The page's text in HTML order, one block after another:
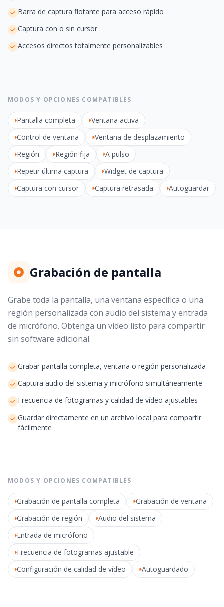
Barra de captura flotante para acceso rápido
Captura con o sin cursor
Accesos directos totalmente personalizables
MODOS Y OPCIONES COMPATIBLES
Pantalla completa
Ventana activa
Control de ventana
Ventana de desplazamiento
Región
Región fija
A pulso
Repetir última captura
Widget de captura
Captura con cursor
Captura retrasada Autoguardar
Grabación de pantalla
Grabe toda la pantalla, una ventana específica o una
región personalizada con audio del sistema y entrada
de micrófono. Obtenga un vídeo listo para compartir
sin software adicional.
Grabar pantalla completa, ventana o región personalizada
Captura audio del sistema y micrófono simultáneamente
Frecuencia de fotogramas y calidad de vídeo ajustables
Guardar directamente en un archivo local para compartir
fácilmente
MODOS Y OPCIONES COMPATIBLES
Grabación de pantalla completa
Grabación de ventana
Grabación de región
Audio del sistema
Entrada de micrófono
Frecuencia de fotogramas ajustable
Configuración de calidad de vídeo
Autoguardado